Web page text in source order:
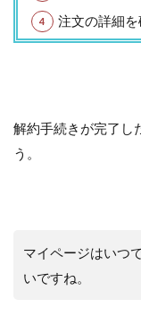
注文の詳細
解約手続きが完了し
う。
マイページはいつ
いですね。